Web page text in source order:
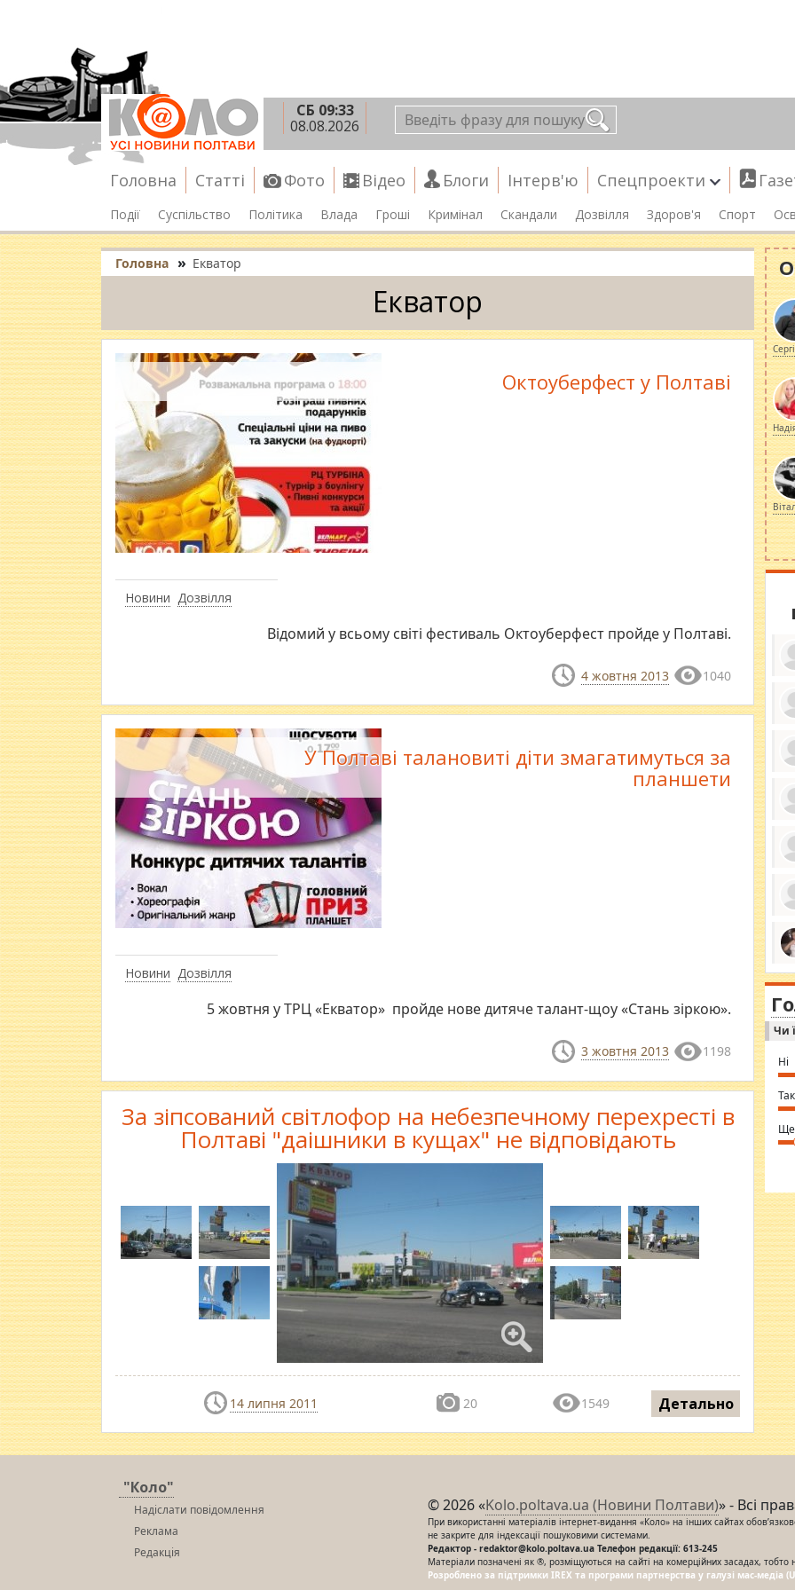
СБ 09:33
08.08.2026
Головна Статті Фото Відео Блоги Інтерв'ю Спецпроекти
Події Суспільство Політика Влада Гроші Кримінал Скандали Дозвілля Здоров'я Спорт
Головна » Екватор
Екватор
Новини Дозвілля
Октоуберфест у Полтаві
Відомий у всьому світі фестиваль Октоуберфест пройде у Полтаві.
4 жовтня 2013 1040
Новини Дозвілля
У Полтаві талановиті діти змагатимуться за
планшети
5 жовтня у ТРЦ «Екватор» пройде нове дитяче талант-щоу «Стань зіркою».
3 жовтня 2013 1198
За зіпсований світлофор на небезпечному перехресті в
Полтаві "даішники в кущах" не відповідають
14 липня 2011 20 1549 Детально
за
ми
in
⇒
Чи
Ні
Так
Ще
"Коло"
Надіслати повідомлення
Реклама
Редакція
© 2026 «Kolo.poltava.ua (Новини Полтави)» - Всі
При використанні матеріалів інтернет-видання «Коло» на інших сайтах
не закрите для індексації пошуковими системами.
Редактор - redaktor@kolo.poltava.ua Телефон редакції: 613-245
Матеріали позначені як ®, розміщуються на сайті на комерційних засадах, тобто
Розроблено за підтримки IREX та програми партнерства у галузі мас-медіа